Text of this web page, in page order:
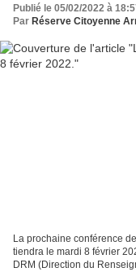
Publié le 05/02/2022 à
Par Réserve Citoyenne
La prochaine conférence
tiendra le mardi 8 février
DRM (Direction du